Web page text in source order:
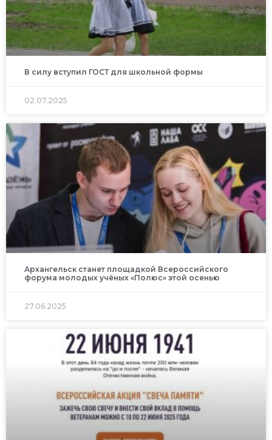
В силу вступил ГОСТ для школьной формы
02.07.2025
Архангельск станет площадкой Всероссийского
форума молодых учёных «Полюс» этой осенью
27.06.2025